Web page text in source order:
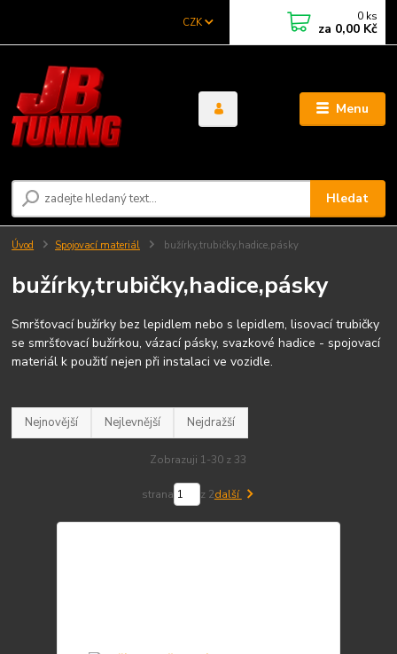
Menu
CZK
Hledat
0 ks
za 0,00 Kč
Úvod Spojovací materiál bužírky,trubičky,hadice,pásky
bužírky,trubičky,hadice,pásky
Smršťovací bužírky bez lepidlem nebo s lepidlem, lisovací trubičky
se smršťovací bužírkou, vázací pásky, svazkové hadice - spojovací
materiál k použití nejen při instalaci ve vozidle.
Nejnovější Nejlevnější Nejdražší
Zobrazuji 1-30 z 33
strana z 2další